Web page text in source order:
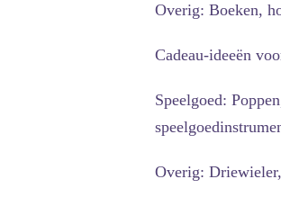
Overig: Boeken,
Cadeau-ideeën
Speelgoed:
Overig: